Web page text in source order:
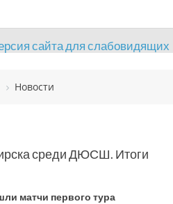
сайта для слабовидящих
ВАКАНСИИ
Новости
среди ДЮСШ. Итоги
матчи первого тура